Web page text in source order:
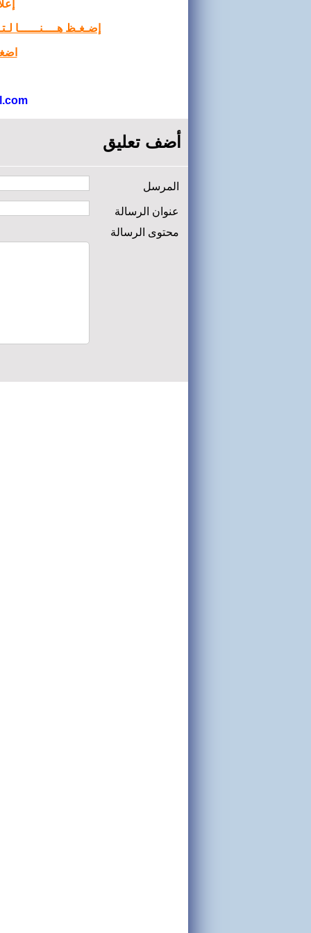
إضـغـظ هــــنــــــا
أضف تعليق
المرسل
عنوان الرسالة
محتوى الرسالة